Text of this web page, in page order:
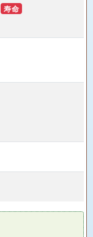
寿命